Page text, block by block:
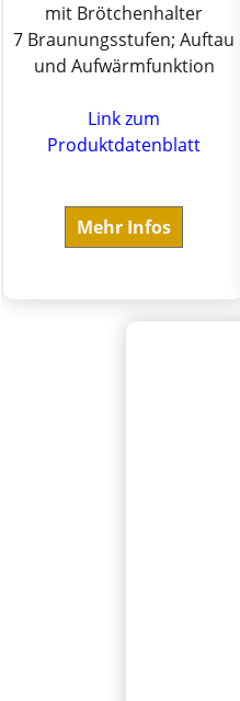
mit Brötchenhalter
7 Braunungsstufen; Auftau
und Aufwärmfunktion
Link zum
Produktdatenblatt
Mehr Infos